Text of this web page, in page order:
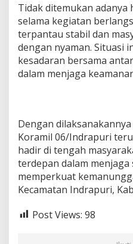
r
g
a
Tidak ditemukan adanya
selama kegiatan
terpantau stabil dan
dengan nyaman. Situasi
kesadaran bersama
dalam menjaga
Dengan
Koramil 06/Indrapuri
hadir di tengah
terdepan dalam
memperkuat
Kecamatan Indrapuri,
Post Views: 98